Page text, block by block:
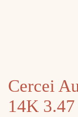
Cercei
14K